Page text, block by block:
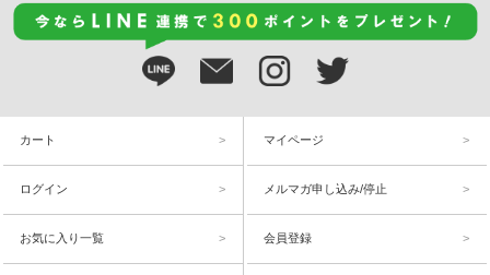
カート マイページ
ログイン メルマガ申し込み/停止
お気に入り一覧 会員登録